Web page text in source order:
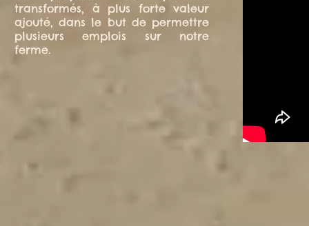
transformés, à plus forte valeur
ajouté, dans le but de permettre
plusieurs emplois sur notre
ferme.